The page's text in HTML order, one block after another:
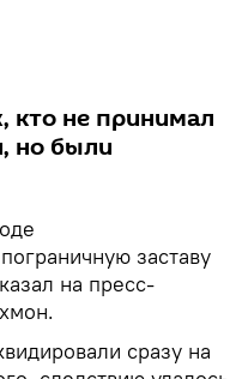
кто не принимал
но были
заставу
на пресс-
сразу на